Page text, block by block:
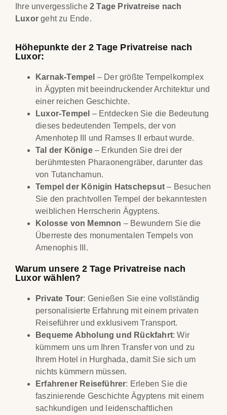
Ihre unvergessliche 2 Tage Privatreise nach
Luxor geht zu Ende.
Höhepunkte der 2 Tage Privatreise nach
Luxor:
Karnak-Tempel – Der größte Tempelkomplex
in Ägypten mit beeindruckender Architektur und
einer reichen Geschichte.
Luxor-Tempel – Entdecken Sie die Bedeutung
dieses bedeutenden Tempels, der von
Amenhotep III und Ramses II erbaut wurde.
Tal der Könige– Erkunden Sie drei der
berühmtesten Pharaonengräber, darunter das
von Tutanchamun.
Tempel der Königin Hatschepsut – Besuchen
Sie den prachtvollen Tempel der bekanntesten
weiblichen Herrscherin Ägyptens.
Kolosse von Memnon – Bewundern Sie die
Überreste des monumentalen Tempels von
Amenophis III.
Warum unsere 2 Tage Privatreise nach
Luxor wählen?
Private Tour: Genießen Sie eine vollständig
personalisierte Erfahrung mit einem privaten
Reiseführer und exklusivem Transport.
Bequeme Abholung und Rückfahrt: Wir
kümmern uns um Ihren Transfer von und zu
Ihrem Hotel in Hurghada, damit Sie sich um
nichts kümmern müssen.
Erfahrener Reiseführer: Erleben Sie die
faszinierende Geschichte Ägyptens mit einem
sachkundigen und leidenschaftlichen